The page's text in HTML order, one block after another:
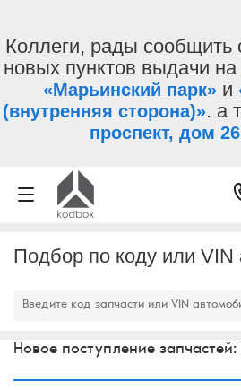
Коллеги, рады сообщить
новых пунктов выдачи на
«Марьинский парк» и
(внутренняя сторона)». а
проспект, дом
Подбор по коду или VIN
Новое поступление запчастей: